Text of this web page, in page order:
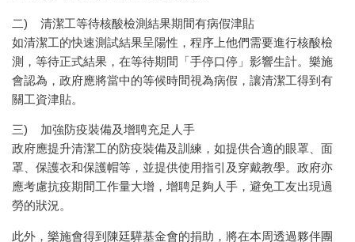
二) 清潔工等待核酸檢測結果期間有病假津貼
如清潔工的快速測試結果呈陽性，程序上他們需要進行核酸檢
測，等待正式結果，在等待期間「手停口停」影響生計。樂施
會認為，政府應將當中的等候時間視為病假，讓清潔工得到有
關工資津貼。
三) 加強防疫裝備及增聘充足人手
政府應提升清潔工的防疫裝備及訓練，如提供合適的眼罩、面
罩、保護衣和保護帽等，並提供使用指引及穿戴教學。政府亦
應考慮抗疫期間工作量大增，增聘足夠人手，避免工友出現過
勞的狀況。
此外，樂施會得到陳廷驊基金會的捐助，將在本周透過夥伴團